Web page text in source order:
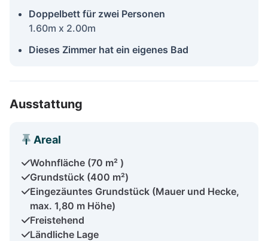
Doppelbett für zwei Personen
1.60m x 2.00m
Dieses Zimmer hat ein eigenes Bad
Ausstattung
Areal
Wohnfläche (70 m² )
Grundstück (400 m²)
Eingezäuntes Grundstück (Mauer und Hecke,
max. 1,80 m Höhe)
Freistehend
Ländliche Lage